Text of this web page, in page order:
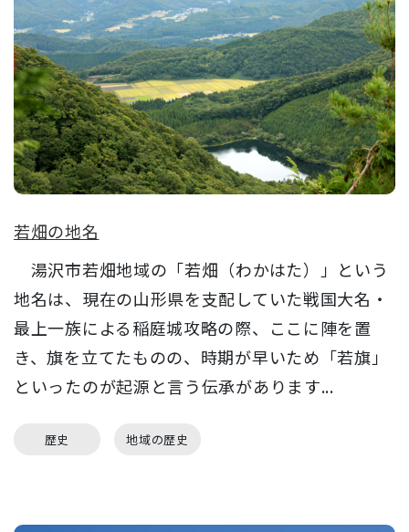
若畑の地名
湯沢市若畑地域の「若畑（わかはた）」という
地名は、現在の山形県を支配していた戦国大名・
最上一族による稲庭城攻略の際、ここに陣を置
き、旗を立てたものの、時期が早いため「若旗」
といったのが起源と言う伝承があります...
歴史 地域の歴史